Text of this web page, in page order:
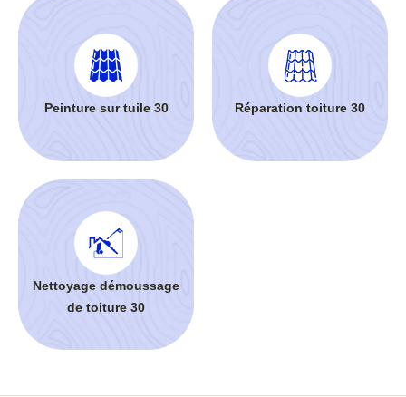
Peinture sur tuile 30 Réparation toiture 30
Nettoyage démoussage
de toiture 30